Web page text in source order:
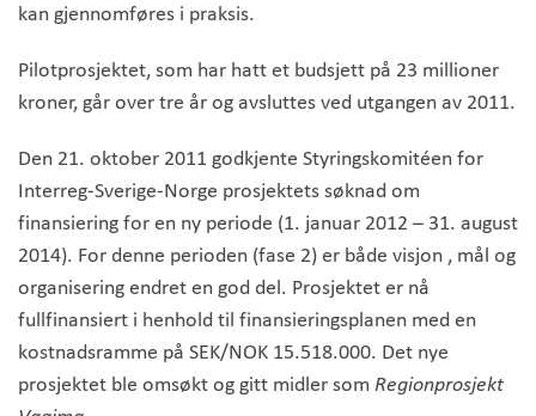
kan gjennomføres i praksis.
Pilotprosjektet, som har hatt et budsjett på 23 millioner
kroner, går over tre år og avsluttes ved utgangen av 2011.
Den 21. oktober 2011 godkjente Styringskomitéen for
Interreg-Sverige-Norge prosjektets søknad om
finansiering for en ny periode (1. januar 2012 – 31. august
2014). For denne perioden (fase 2) er både visjon , mål og
organisering endret en god del. Prosjektet er nå
fullfinansiert i henhold til finansieringsplanen med en
kostnadsramme på SEK/NOK 15.518.000. Det nye
prosjektet ble omsøkt og gitt midler som Regionprosjekt